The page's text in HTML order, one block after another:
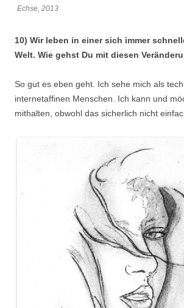
Echse, 2013
10) Wir leben in einer sich immer
Welt. Wie gehst Du mit diesen
So gut es eben geht. Ich sehe mich als
internetaffinen Menschen. Ich kann und
mithalten, obwohl das sicherlich nicht